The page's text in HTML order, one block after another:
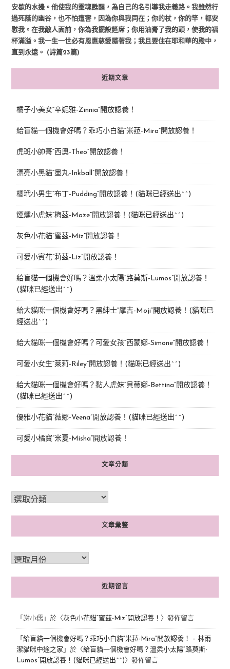
安歇的水邊。他使我的靈魂甦醒，為自己的名引導我走義路。我雖然行
過死蔭的幽谷，也不怕遭害，因為你與我同在；你的杖，你的竿，都安
慰我。在我敵人面前，你為我擺設筵席；你用油膏了我的頭，使我的福
杯滿溢。我一生一世必有恩惠慈愛隨著我；我且要住在耶和華的殿中，
直到永遠。 (詩篇23篇)
近期文章
橘子小美女“辛妮雅-Zinnia”開放認養！
給盲貓一個機會好嗎？乖巧小白貓“米菈-Mira”開放認養！
虎斑小帥哥“西奧-Theo”開放認養！
漂亮小黑貓“墨丸-Inkball”開放認養！
橘玳小男生“布丁-Pudding”開放認養！(貓咪已經送出^^)
煙燻小虎妹“梅茲-Maze”開放認養！(貓咪已經送出^^)
灰色小花貓“蜜茲-Miz”開放認養！
可愛小賓花“莉茲-Liz”開放認養！
給盲貓一個機會好嗎？溫柔小太陽“路莫斯-Lumos”開放認養！
(貓咪已經送出^^)
給大貓咪一個機會好嗎？黑紳士“摩吉-Moji”開放認養！(貓咪已
經送出^^)
給大貓咪一個機會好嗎？可愛女孩“西蒙娜-Simone“開放認養！
可愛小女生“萊莉-Riley”開放認養！(貓咪已經送出^^)
給大貓咪一個機會好嗎？黏人虎妹“貝蒂娜-Bettina”開放認養！
(貓咪已經送出^^)
優雅小花貓“薇娜-Veena”開放認養！(貓咪已經送出^^)
可愛小橘寶”米夏-Misha”開放認養！
文章分類
文章彙整
近期留言
「 謝小儒」於〈灰色小花貓“蜜茲-Miz”開放認養！ 〉發佈留言
「 給盲貓一個機會好嗎？乖巧小白貓“米菈-Mira”開放認養！ – 林雨
潔貓咪中途之家 」於〈給盲貓一個機會好嗎？溫柔小太陽“路莫斯-
Lumos”開放認養！(貓咪已經送出^^)〉發佈留言